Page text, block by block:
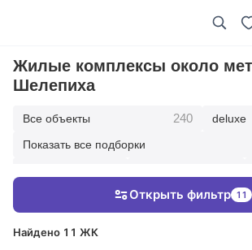
Жилые комплексы около
Шелепиха
Все объекты 240 deluxe
123 клубные
Показать все подборки
Найдено 11 ЖК
Открыть фильтр 11